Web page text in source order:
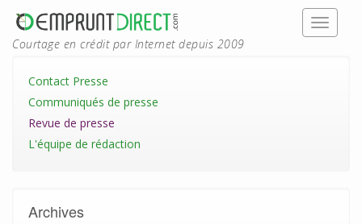
Courtage en crédit par Internet depuis 2009
Contact Presse
Communiqués de presse
Revue de presse
L'équipe de rédaction
Archives